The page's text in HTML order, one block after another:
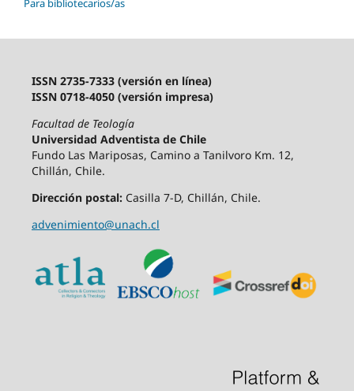
Para bibliotecarios/as
ISSN 2735-7333 (versión en línea)
ISSN 0718-4050 (versión impresa)
Facultad de Teología
Universidad Adventista de Chile
Fundo Las Mariposas, Camino a Tanilvoro Km. 12,
Chillán, Chile.
Dirección postal:Casilla 7-D, Chillán, Chile.
advenimiento@unach.cl